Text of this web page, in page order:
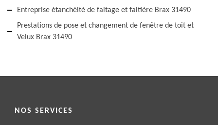
Entreprise étanchéité de faitage et faitière Brax 31490
Prestations de pose et changement de fenêtre de toit et
Velux Brax 31490
NOS SERVICES